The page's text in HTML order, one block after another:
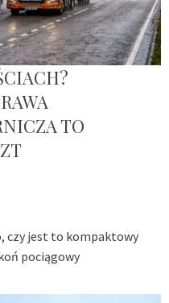
TO
czy jest to kompaktowy
pociągowy